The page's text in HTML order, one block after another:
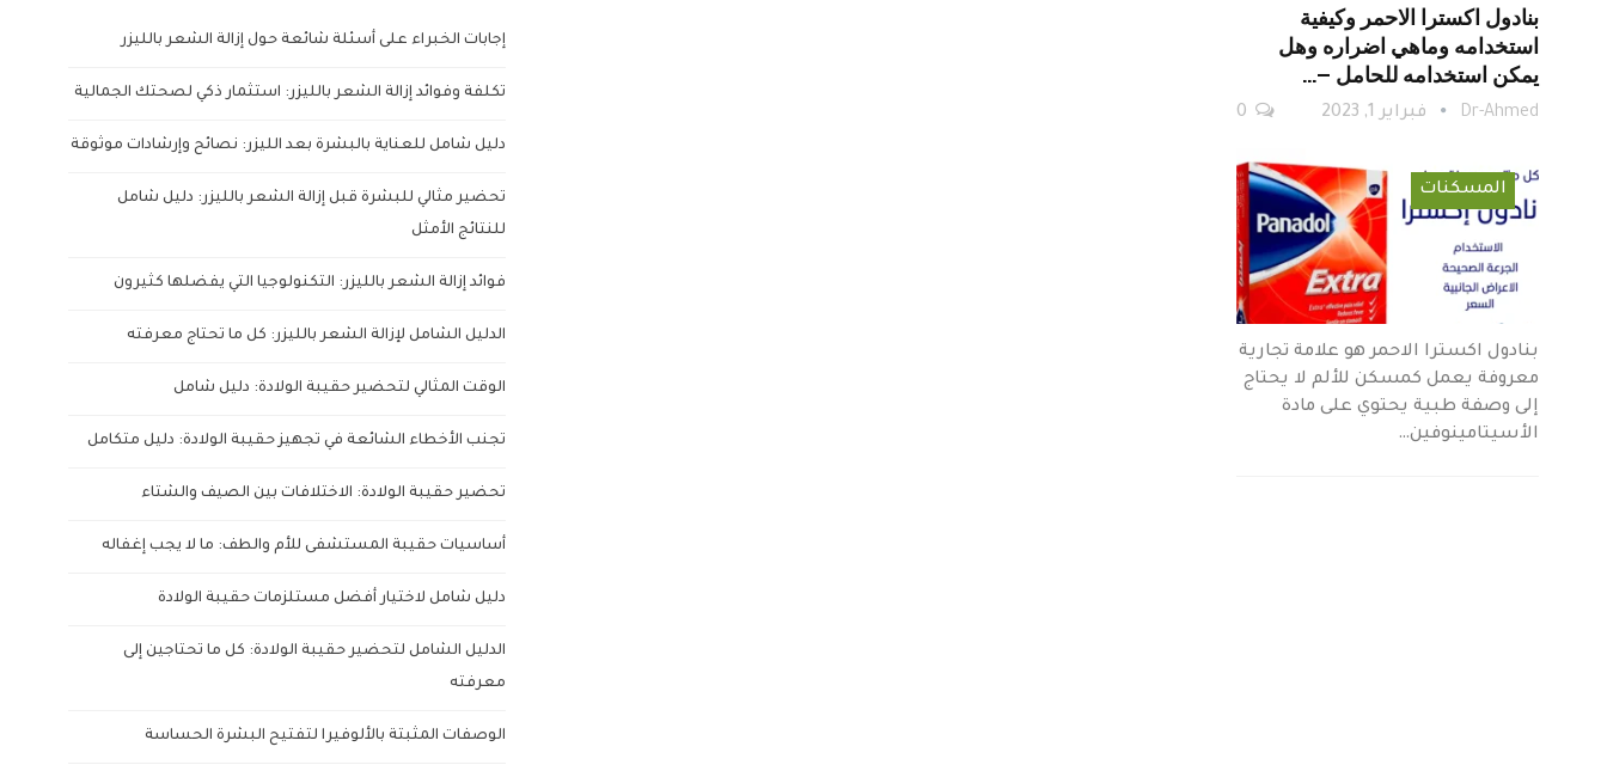
بنادول اكسترا الاحمر وكيفية
استخدامه وماهي اضراره وهل
يمكن استخدامه للحامل –…
Dr-Ahmed فبراير 1, 2023
المسكنات
بنادول اكسترا الاحمر هو علامة تجارية
معروفة يعمل كمسكن للألم لا يحتاج
إلى وصفة طبية يحتوي على مادة
الأسيتامينوفين…
إجابات الخبراء على أسئلة شائعة حول إزالة الشعر بالليزر
تكلفة وفوائد إزالة الشعر بالليزر: استثمار ذكي لصحتك الجمالية
دليل شامل للعناية بالبشرة بعد الليزر: نصائح وإرشادات موثوقة
تحضير مثالي للبشرة قبل إزالة الشعر بالليزر: دليل شامل
للنتائج الأمثل
فوائد إزالة الشعر بالليزر: التكنولوجيا التي يفضلها كثيرون
الدليل الشامل لإزالة الشعر بالليزر: كل ما تحتاج معرفته
الوقت المثالي لتحضير حقيبة الولادة: دليل شامل
تجنب الأخطاء الشائعة في تجهيز حقيبة الولادة: دليل متكامل
تحضير حقيبة الولادة: الاختلافات بين الصيف والشتاء
أساسيات حقيبة المستشفى للأم والطف: ما لا يجب إغفاله
دليل شامل لاختيار أفضل مستلزمات حقيبة الولادة
الدليل الشامل لتحضير حقيبة الولادة: كل ما تحتاجين إلى
معرفته
الوصفات المثبتة بالألوفيرا لتفتيح البشرة الحساسة